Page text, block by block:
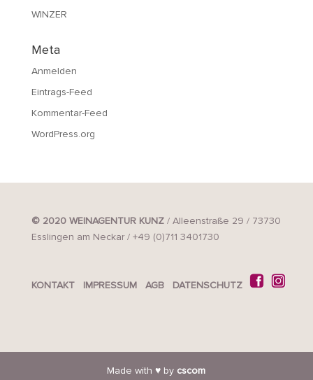
WINZER
Meta
Anmelden
Eintrags-Feed
Kommentar-Feed
WordPress.org
© 2020 WEINAGENTUR KUNZ/ Alleenstraße 29 / 73730
Esslingen am Neckar / +49 (0)711 3401730
KONTAKT IMPRESSUM AGB DATENSCHUTZ
Made with ♥ by cscom